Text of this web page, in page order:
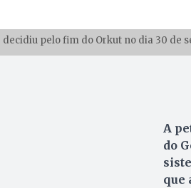
decidiu pelo fim do Orkut no dia 30 de
A
do
que